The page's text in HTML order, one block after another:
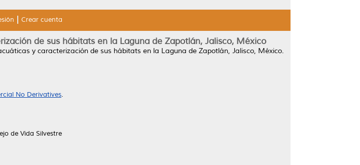
Crear cuenta
de sus hábitats en la Laguna de Zapotlán, Jalisco, México
y caracterización de sus hábitats en la Laguna de Zapotlán, Jalisco, México.
No Derivatives.
de Vida Silvestre